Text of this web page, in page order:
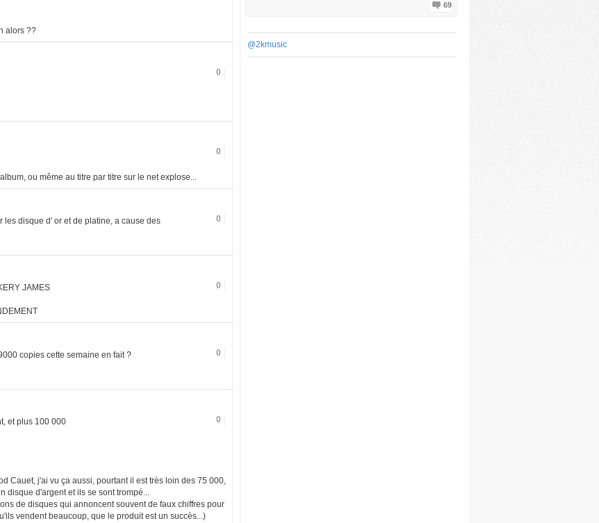
alors ??
0
0
ou même au titre par titre sur le net explose...
0
les disque d' or et de platine, a cause des
0
JAMES
0
copies cette semaine en fait ?
0
et plus 100 000
Cauet, j'ai vu ça aussi, pourtant il est très loin des 75 000,
disque d'argent et ils se sont trompé...
de disques qui annoncent souvent de faux chiffres pour
vendent beaucoup, que le produit est un succès...)
69
@2kmusic